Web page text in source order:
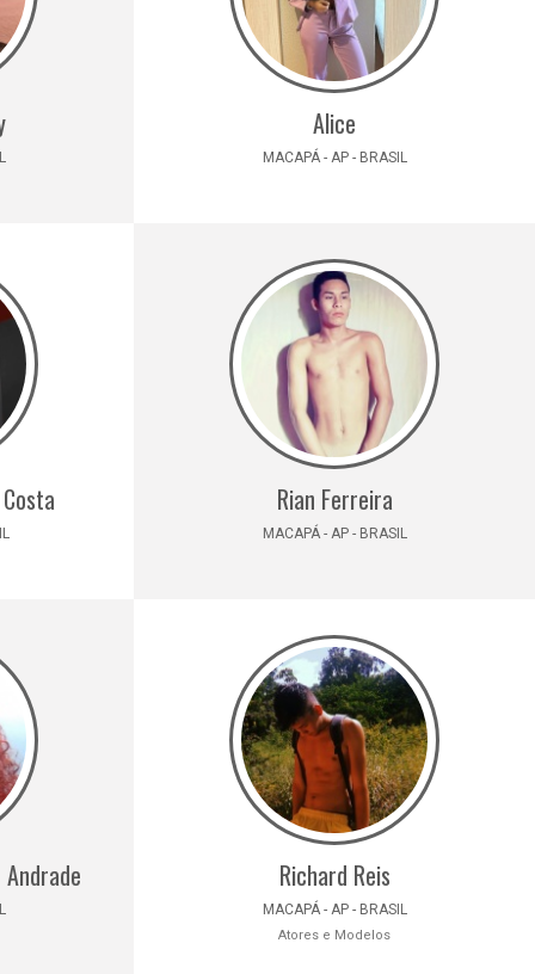
Alice
MACAPÁ - AP - BRASIL
Rian Ferreira
MACAPÁ - AP - BRASIL
Richard Reis
MACAPÁ - AP - BRASIL
Atores e Modelos